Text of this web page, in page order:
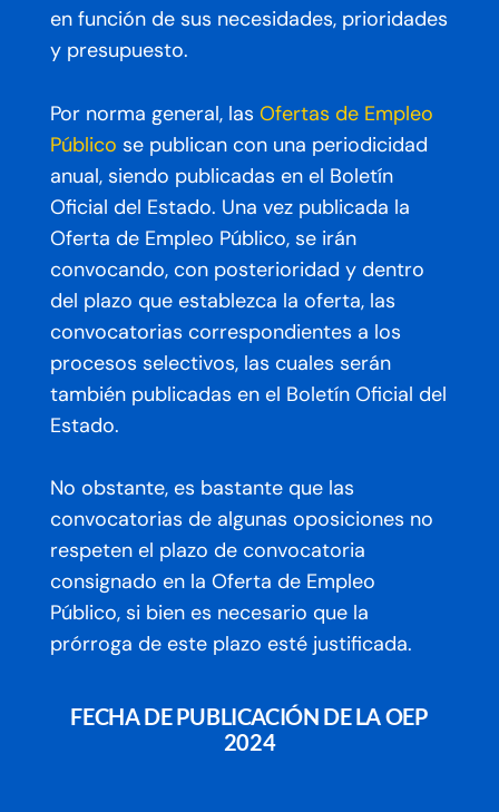
en función de sus necesidades, prioridades
y presupuesto.
Por norma general, las Ofertas de Empleo
Público se publican con una periodicidad
anual, siendo publicadas en el Boletín
Oficial del Estado. Una vez publicada la
Oferta de Empleo Público, se irán
convocando, con posterioridad y dentro
del plazo que establezca la oferta, las
convocatorias correspondientes a los
procesos selectivos, las cuales serán
también publicadas en el Boletín Oficial del
Estado.
No obstante, es bastante que las
convocatorias de algunas oposiciones no
respeten el plazo de convocatoria
consignado en la Oferta de Empleo
Público, si bien es necesario que la
prórroga de este plazo esté justificada.
FECHA DE PUBLICACIÓN DE LA OEP
2024